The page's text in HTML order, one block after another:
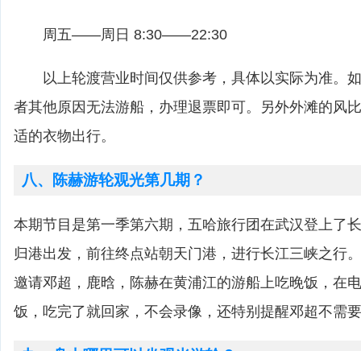
周五——周日 8:30——22:30
以上轮渡营业时间仅供参考，具体以实际为准。
者其他原因无法游船，办理退票即可。另外外滩的风
适的衣物出行。
八、陈赫游轮观光第几期？
本期节目是第一季第六期，五哈旅行团在武汉登上了
归港出发，前往终点站朝天门港，进行长江三峡之行
邀请邓超，鹿晗，陈赫在黄浦江的游船上吃晚饭，在
饭，吃完了就回家，不会录像，还特别提醒邓超不需